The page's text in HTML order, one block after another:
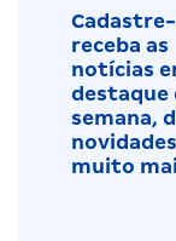
receba as
notícias
destaque
semana,
muito